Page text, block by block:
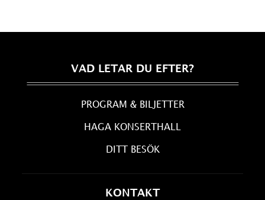
VAD LETAR DU EFTER?
PROGRAM & BILJETTER
HAGA KONSERTHALL
DITT BESÖK
KONTAKT